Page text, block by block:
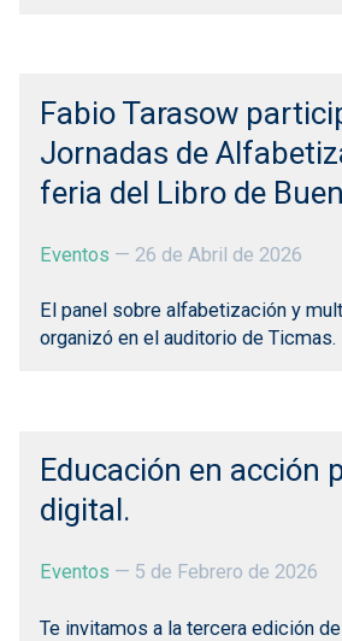
Fabio Tarasow
Jornadas de
feria del Libro de
Eventos — 26 de Abril de 2026
El panel sobre alfabetización y
organizó en el auditorio de Ticmas.
Educación en acción
digital.
Eventos — 5 de Febrero de 2026
Te invitamos a la tercera edición